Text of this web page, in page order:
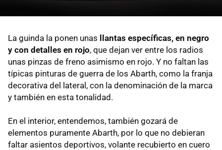
La guinda la ponen unas llantas específicas, en negro
y con detalles en rojo, que dejan ver entre los radios
unas pinzas de freno asimismo en rojo. Y no faltan las
típicas pinturas de guerra de los Abarth, como la franja
decorativa del lateral, con la denominación de la marca
y también en esta tonalidad.
En el interior, entendemos, también gozará de
elementos puramente Abarth, por lo que no debieran
faltar asientos deportivos, volante recubierto en cuero